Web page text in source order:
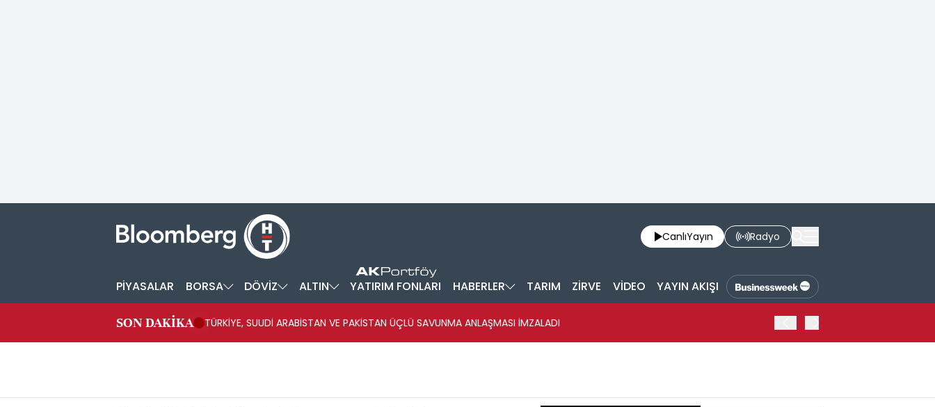
CanlıYayın Radyo
PİYASALAR BORSA DÖVİZ ALTIN YATIRIM FONLARI HABERLER TARIM ZİRVE VİDEO YAYIN AKIŞI
SON DAKİKA TÜRKİYE, SUUDİ ARABİSTAN VE PAKİSTAN ÜÇLÜ SAVUNMA ANLAŞMASI İMZALADI